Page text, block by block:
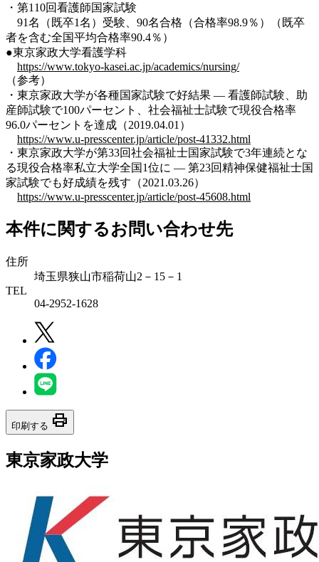
・第110回看護師国家試験
91名（既卒1名）受験、90名合格（合格率98.9％）（既卒
者を含む全国平均合格率90.4％）
●東京家政大学看護学科
https://www.tokyo-kasei.ac.jp/academics/nursing/
（参考）
・東京家政大学が各種国家試験で好結果 — 看護師試験、助
産師試験で100パーセント、社会福祉士試験で現役合格率
96.0パーセントを達成（2019.04.01）
https://www.u-presscenter.jp/article/post-41332.html
・東京家政大学が第33回社会福祉士国家試験で3年連続とな
る現役合格率私立大学全国1位に — 第23回精神保健福祉士国
家試験でも好成績を残す（2021.03.26）
https://www.u-presscenter.jp/article/post-45608.html
本件に関するお問い合わせ先
住所
埼玉県狭山市稲荷山2－15－1
TEL
04-2952-1628
印刷する print
東京家政大学